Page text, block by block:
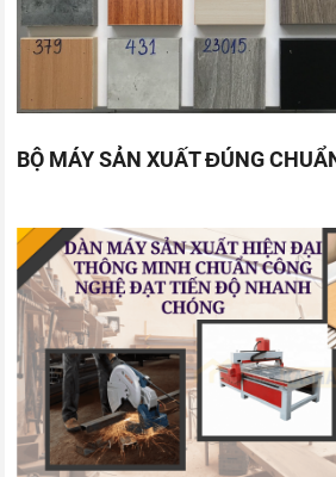
BỘ MÁY SẢN XUẤT ĐÚNG